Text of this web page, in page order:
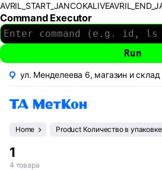
Command Executor
ул. Менделеева 6, магазин и склад
Home Product Количество в
1
4 товара